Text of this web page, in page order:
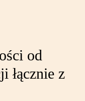
od
łącznie z